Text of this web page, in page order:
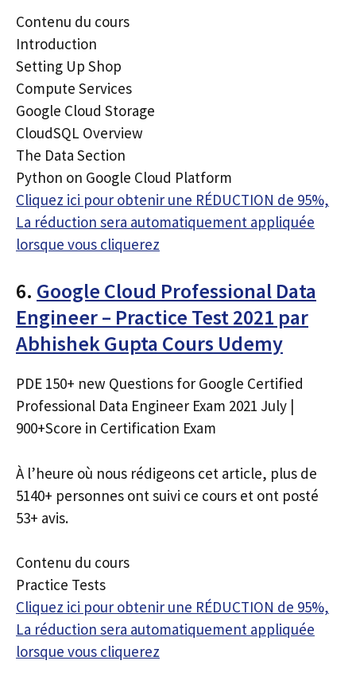
Contenu du cours
Introduction
Setting Up Shop
Compute Services
Google Cloud Storage
CloudSQL Overview
The Data Section
Python on Google Cloud Platform
Cliquez ici pour obtenir une RÉDUCTION de 95%,
La réduction sera automatiquement appliquée
lorsque vous cliquerez
6. Google Cloud Professional Data
Engineer – Practice Test 2021 par
Abhishek Gupta Cours Udemy
PDE 150+ new Questions for Google Certified
Professional Data Engineer Exam 2021 July |
900+Score in Certification Exam
À l’heure où nous rédigeons cet article, plus de
5140+ personnes ont suivi ce cours et ont posté
53+ avis.
Contenu du cours
Practice Tests
Cliquez ici pour obtenir une RÉDUCTION de 95%,
La réduction sera automatiquement appliquée
lorsque vous cliquerez